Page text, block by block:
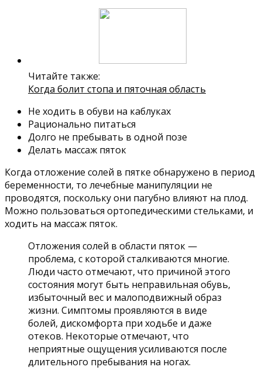
Читайте также:
Когда болит стопа и пяточная область
Не ходить в обуви на каблуках
Рационально питаться
Долго не пребывать в одной позе
Делать массаж пяток
Когда отложение солей в пятке обнаружено в период
беременности, то лечебные манипуляции не
проводятся, поскольку они пагубно влияют на плод.
Можно пользоваться ортопедическими стельками, и
ходить на массаж пяток.
Отложения солей в области пяток —
проблема, с которой сталкиваются многие.
Люди часто отмечают, что причиной этого
состояния могут быть неправильная обувь,
избыточный вес и малоподвижный образ
жизни. Симптомы проявляются в виде
болей, дискомфорта при ходьбе и даже
отеков. Некоторые отмечают, что
неприятные ощущения усиливаются после
длительного пребывания на ногах.